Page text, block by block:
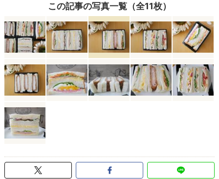
この記事の写真一覧（全11枚）